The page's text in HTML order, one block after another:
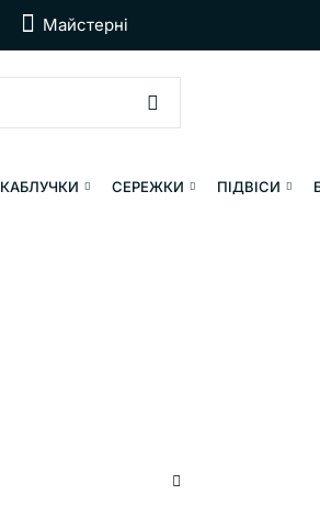
Майстерні
КАБЛУЧКИ СЕРЕЖКИ ПІДВІСИ